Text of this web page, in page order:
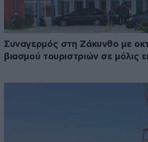
Συναγερμός στη Ζάκυνθο με
βιασμού τουριστριών σε μόλις